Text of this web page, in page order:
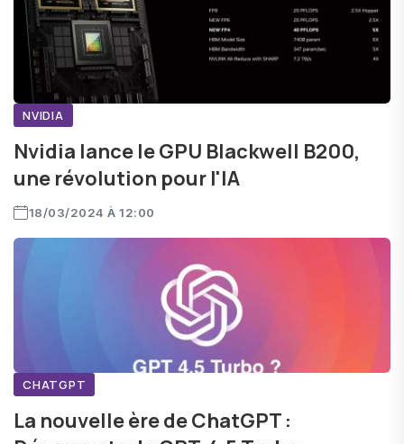
NVIDIA
Nvidia lance le GPU Blackwell B200,
une révolution pour l'IA
18/03/2024 À 12:00
CHATGPT
La nouvelle ère de ChatGPT :